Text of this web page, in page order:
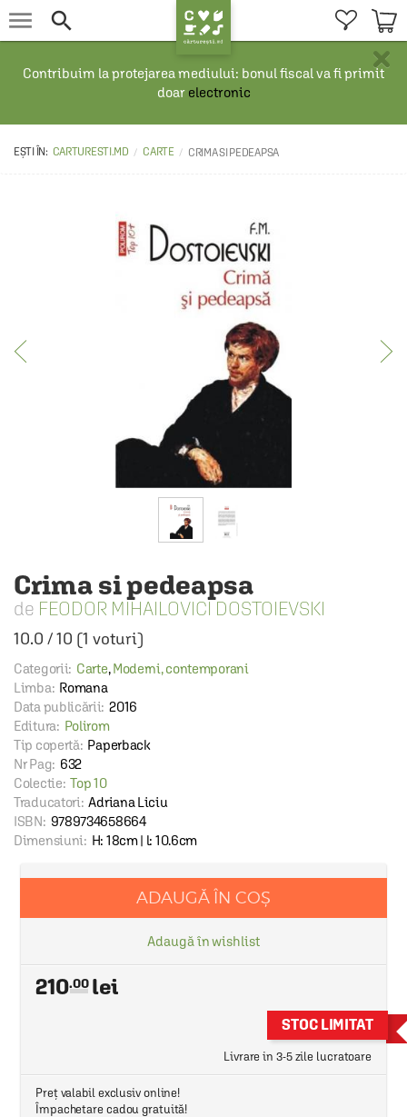
 
×
Contribuim la protejarea mediului: bonul fiscal va fi primit
doar electronic
CARTURESTI.MD CARTE CRIMA SI PEDEAPSA
Crima si pedeapsa
FEODOR MIHAILOVICI DOSTOIEVSKI
10.0 /10 (1 voturi)
Categorii: Carte,Moderni, contemporani
Limba: Romana
Data publicării: 2016
Editura: Polirom
Tip copertă: Paperback
Nr Pag: 632
Colectie: Top 10
Traducatori: Adriana Liciu
ISBN: 9789734658664
Dimensiuni: H: 18cm | l: 10.6cm
ADAUGĂ ÎN COȘ
Adaugă în wishlist
210.00
STOC LIMITAT
Livrare in 3-5 zile lucratoare
Preț valabil exclusiv online!
Împachetare cadou gratuită!